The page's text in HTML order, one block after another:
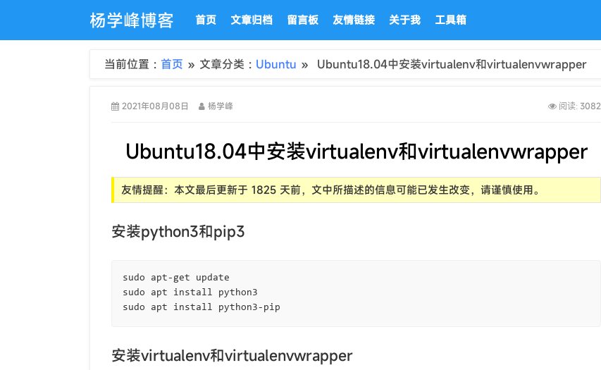
杨学峰博客 首页 文章归档 留言板 友情链接 关于我 工具箱
当前位置 : 首页 » 文章分类 : Ubuntu » Ubuntu18.04中安装virtualenv和virtualenvwrapper
2021年08月08日 杨学峰 阅读: 3082
Ubuntu18.04中安装virtualenv和virtualenvwrapper
友情提醒：本文最后更新于 1825 天前，文中所描述的信息可能已发生改变，请谨慎使用。
安装python3和pip3
sudo apt-get update
sudo apt install python3
安装virtualenv和virtualenvwrapper